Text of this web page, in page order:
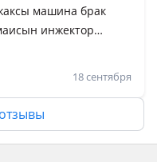
машина брак
инжектор
журеди тагы бреуи
калтанда
жургузу ушн блай
беред 160 180
конил болип карап
дизайн бари
18 сентября